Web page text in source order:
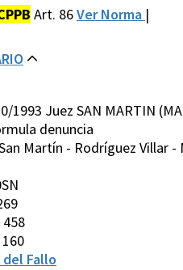
Art. 86Ver Norma |
1993 Juez SAN MARTIN
denuncia
Martín - Rodríguez Villar
Fallo